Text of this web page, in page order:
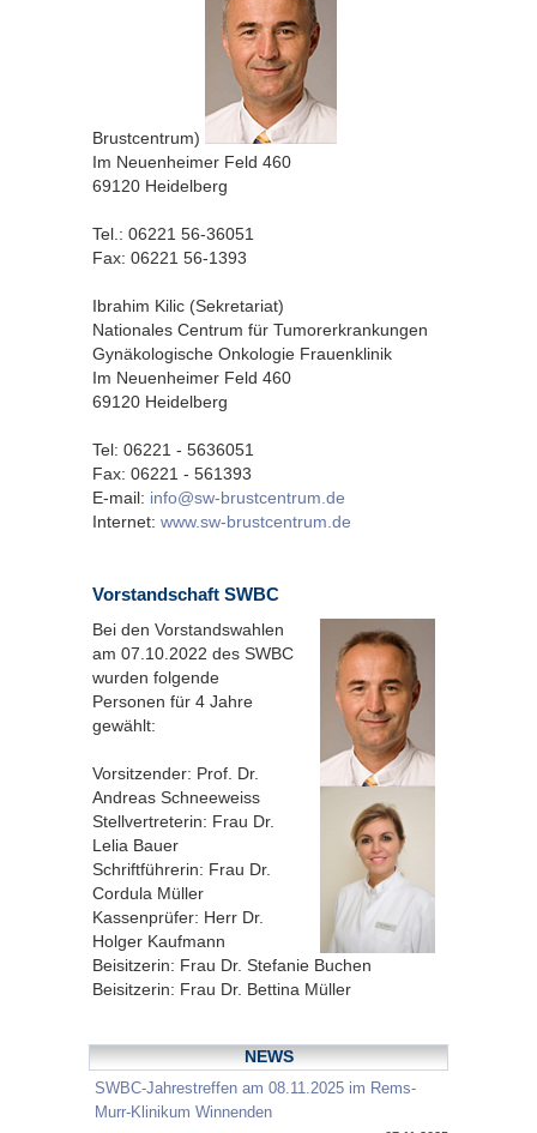
Brustcentrum)
Im Neuenheimer Feld 460
69120 Heidelberg
Tel.: 06221 56-36051
Fax: 06221 56-1393
Ibrahim Kilic (Sekretariat)
Nationales Centrum für Tumorerkrankungen
Gynäkologische Onkologie Frauenklinik
Im Neuenheimer Feld 460
69120 Heidelberg
Tel: 06221 - 5636051
Fax: 06221 - 561393
E-mail: info@sw-brustcentrum.de
Internet: www.sw-brustcentrum.de
Vorstandschaft SWBC
Bei den Vorstandswahlen
am 07.10.2022 des SWBC
wurden folgende
Personen für 4 Jahre
gewählt:
Vorsitzender: Prof. Dr.
Andreas Schneeweiss
Stellvertreterin: Frau Dr.
Lelia Bauer
Schriftführerin: Frau Dr.
Cordula Müller
Kassenprüfer: Herr Dr.
Holger Kaufmann
Beisitzerin: Frau Dr. Stefanie Buchen
Beisitzerin: Frau Dr. Bettina Müller
NEWS
SWBC-Jahrestreffen am 08.11.2025 im Rems-
Murr-Klinikum Winnenden